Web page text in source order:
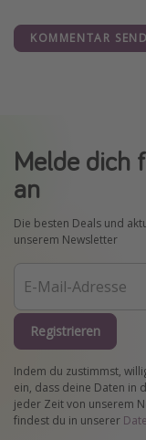
KOMMENTAR
Melde dich
an
Die besten Deals und
unserem Newsletter
Registrieren
Indem du zustimmst,
ein, dass deine Daten in
jeder Zeit von unserem
findest du in unserer